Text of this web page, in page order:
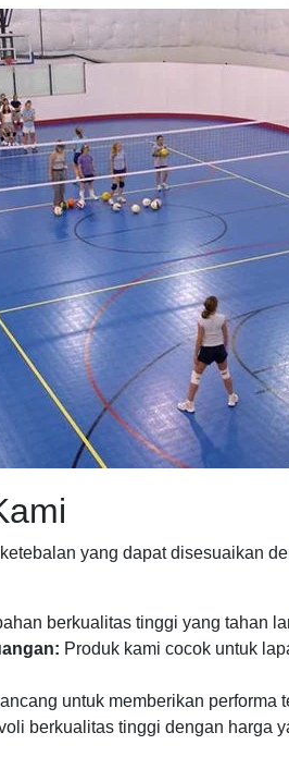
yang dapat disesuaikan
berkualitas tinggi yang tahan
Produk kami cocok untuk
untuk memberikan
berkualitas tinggi dengan harga